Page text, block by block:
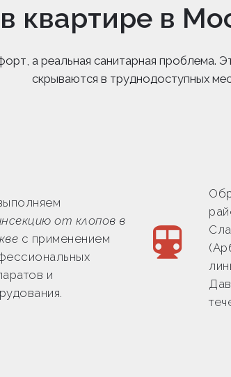
квартире в
а реальная санитарная проблема.
скрываются в труднодоступных
от клопов в
с применением
и